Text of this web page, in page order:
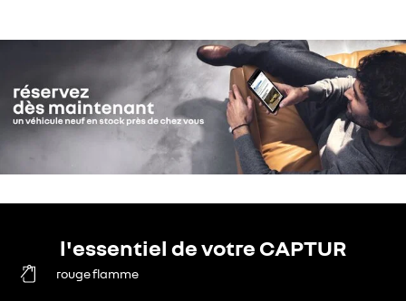
l'essentiel de votre CAPTUR
rouge flamme